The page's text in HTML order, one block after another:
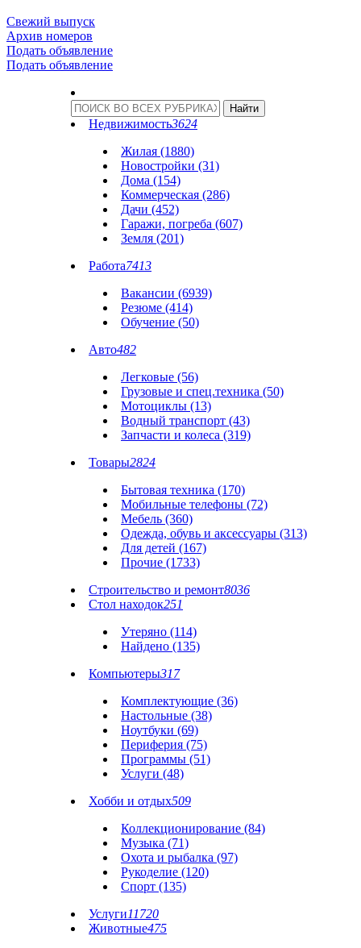
Свежий выпуск
Архив номеров
Подать объявление
Подать объявление
Недвижимость3624
Жилая (1880)
Новостройки (31)
Дома (154)
Коммерческая (286)
Дачи (452)
Гаражи, погреба (607)
Земля (201)
Работа7413
Вакансии (6939)
Резюме (414)
Обучение (50)
Авто482
Легковые (56)
Грузовые и спец.техника (50)
Мотоциклы (13)
Водный транспорт (43)
Запчасти и колеса (319)
Товары2824
Бытовая техника (170)
Мобильные телефоны (72)
Мебель (360)
Одежда, обувь и аксессуары (313)
Для детей (167)
Прочие (1733)
Строительство и ремонт8036
Стол находок251
Утеряно (114)
Найдено (135)
Компьютеры317
Комплектующие (36)
Настольные (38)
Ноутбуки (69)
Периферия (75)
Программы (51)
Услуги (48)
Хобби и отдых509
Коллекционирование (84)
Музыка (71)
Охота и рыбалка (97)
Рукоделие (120)
Спорт (135)
Услуги11720
Животные475